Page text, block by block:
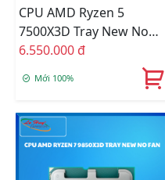
CPU AMD Ryzen 5
7500X3D Tray New No
Fan (4.0 GHz Upto 4.5
GHz / 96MB / 6 Cores, 12
Threads / 65W / AM5)
6.550.000 đ
Mới 100%